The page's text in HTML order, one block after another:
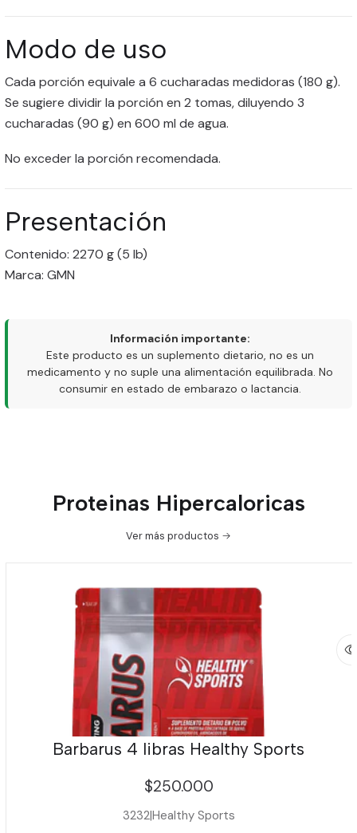
Modo de uso
Cada porción equivale a 6 cucharadas medidoras (180 g).
Se sugiere dividir la porción en 2 tomas, diluyendo 3
cucharadas (90 g) en 600 ml de agua.
No exceder la porción recomendada.
Presentación
Contenido: 2270 g (5 lb)
Marca: GMN
Información importante:
Este producto es un suplemento dietario, no es un
medicamento y no suple una alimentación equilibrada. No
consumir en estado de embarazo o lactancia.
Proteinas Hipercaloricas
Ver más productos
Barbarus 4 libras Healthy Sports
$250.000
3232|Healthy Sports